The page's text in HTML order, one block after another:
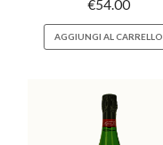
€54.00
AGGIUNGI AL CARRELLO